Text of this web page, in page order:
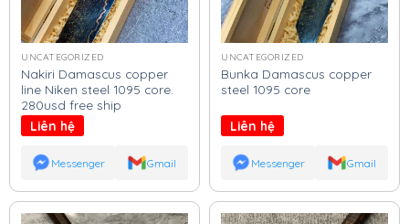
UNCATEGORIZED
Nakiri Damascus copper
line Niken steel 1095 core.
280usd free ship
Liên hệ
Messenger Gmail
UNCATEGORIZED
Bunka Damascus copper
steel 1095 core
Liên hệ
Messenger Gmail